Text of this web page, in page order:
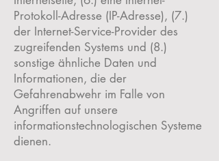
Protokoll-Adresse (IP-Adresse), (7.)
der Internet-Service-Provider des
zugreifenden Systems und (8.)
sonstige ähnliche Daten und
Informationen, die der
Gefahrenabwehr im Falle von
Angriffen auf unsere
informationstechnologischen Systeme
dienen.